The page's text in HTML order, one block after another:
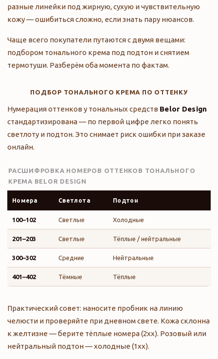
разные линейки под жирную, сухую и чувствительную
кожу — ошибиться сложно, если знать пару нюансов.
Чаще всего покупатели путаются с двумя вещами:
подбором тонального крема под подтон и снятием
термотуши. Разберём оба момента по фактам.
ПОДБОР ТОНАЛЬНОГО КРЕМА ПО ОТТЕНКУ
Нумерация оттенков у тональных средств Belor Design
стандартизирована — по первой цифре легко понять
светлоту и подтон. Это снимает риск ошибки при заказе
онлайн.
РАСШИФРОВКА НОМЕРОВ ОТТЕНКОВ ТОНАЛЬНОГО
КРЕМА BELOR DESIGN
Номера Светлота Подтон
100–102 Светлые Холодные
201–203 Светлые Тёплые / нейтральные
300–302 Средние Нейтральные
401–402 Тёмные Тёплые
Практический совет: наносите пробник на линию
челюсти и проверяйте при дневном свете. Кожа склонна
к желтизне — берите тёплые номера (2xx). Розовый или
нейтральный подтон — холодные (1xx).